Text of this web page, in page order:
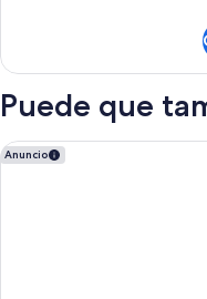
(Run
House,
Queen
2
de
(Run
of
Puede que
Anuncio
Best Western Plus